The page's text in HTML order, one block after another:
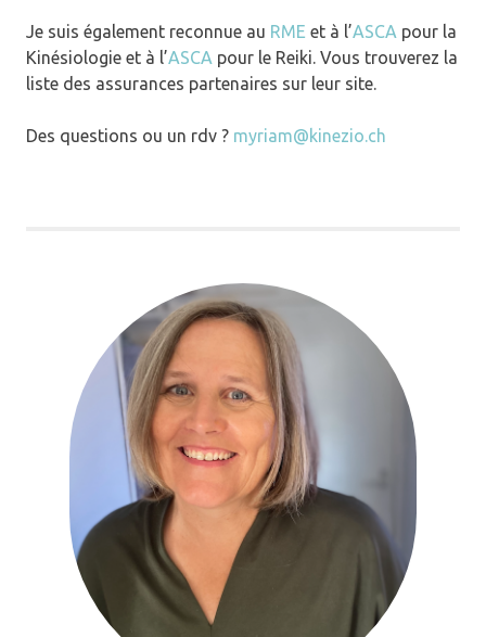
Je suis également reconnue au RME et à l’ASCA pour la
Kinésiologie et à l’ASCA pour le Reiki. Vous trouverez la
liste des assurances partenaires sur leur site.
Des questions ou un rdv ? myriam@kinezio.ch